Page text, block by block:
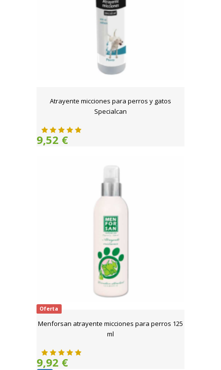
Atrayente micciones para perros y gatos
Specialcan
9,52 €
Oferta
Menforsan atrayente micciones para perros 125
ml
9,92 €